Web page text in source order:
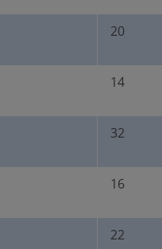
20
14
32
16
22